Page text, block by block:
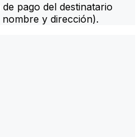
pago del destinatario
y dirección).